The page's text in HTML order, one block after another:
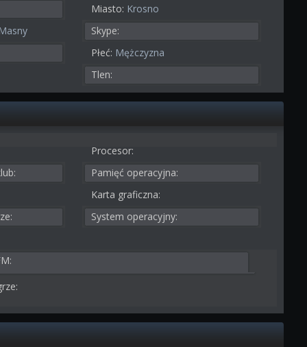
Miasto: Krosno
Skype:
Płeć: Mężczyzna
Tlen:
Procesor:
Pamięć operacyjna:
Karta graficzna:
System operacyjny: